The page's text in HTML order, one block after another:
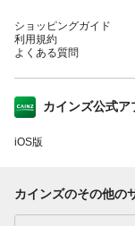
ショッピングガイド
利用規約
よくある質問
カインズ公式ア
iOS版
カインズのその他の